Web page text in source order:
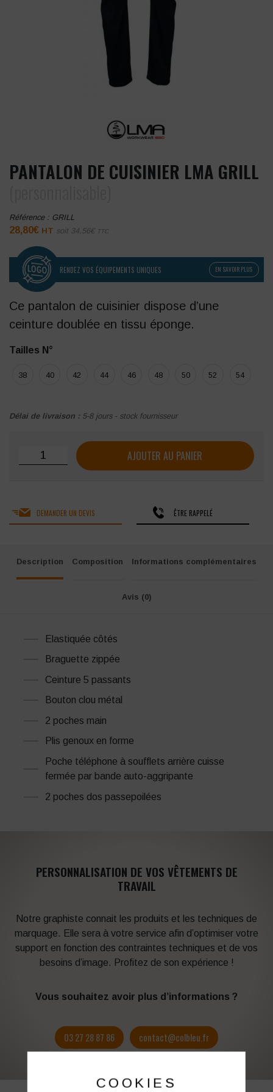
PANTALON DE CUISINIER LMA GRILL
Référence : GRILL
28,80€ HT soit 34,56€ TTC
RENDEZ VOS ÉQUIPEMENTS UNIQUES EN SAVOIR PLUS
Ce pantalon de cuisinier dispose d’une
ceinture doublée en tissu éponge.
Tailles N°
38 40 42 44 46 48 50 52 54
Délai de livraison : 5-8 jours - stock fournisseur
quantité de Pantalon de cuisinier LMA GRILL
AJOUTER AU PANIER
DEMANDER UN DEVIS ÊTRE RAPPELÉ
Description Composition Informations complémentaires
Avis (0)
Elastiquée côtés
Braguette zippée
Ceinture 5 passants
Bouton clou métal
2 poches main
Plis genoux en forme
Poche téléphone à soufflets arrière cuisse
fermée par bande auto-aggripante
2 poches dos passepoilées
PERSONNALISATION DE VOS VÊTEMENTS DE
TRAVAIL
Notre graphiste connait les produits et les techniques de
marquage. Elle sera à votre service afin d’optimiser votre
support en fonction des contraintes techniques et de vos
besoins d’image. Profitez de son expérience !
Vous souhaitez avoir plus d’informations ?
03 27 28 87 86 contact@colbleu.fr
COOKIES